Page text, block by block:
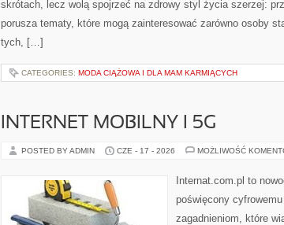
skrótach, lecz wolą spojrzeć na zdrowy styl życia szerzej:
porusza tematy, które mogą zainteresować zarówno osoby
tych, […]
CATEGORIES: MODA CIĄŻOWA I DLA MAM KARMIĄCYCH
INTERNET MOBILNY I 5G
POSTED BY ADMIN CZE - 17 - 2026 MOŻLIWOŚĆ
Internat.com.pl to
poświęcony
zagadnieniom, które